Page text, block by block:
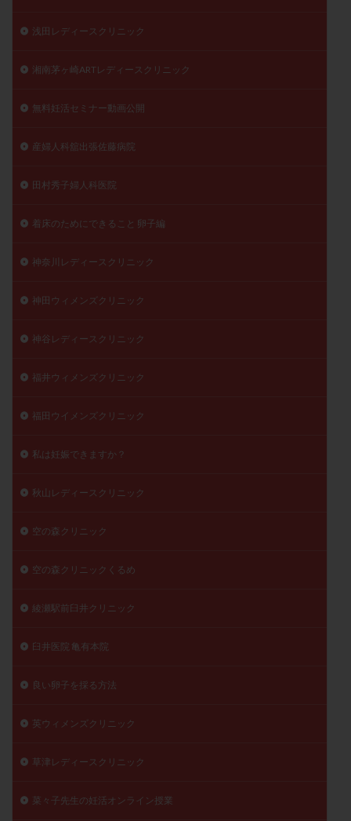
浅田レディースクリニック
湘南茅ヶ崎ARTレディースクリニック
無料妊活セミナー動画公開
産婦人科舘出張佐藤病院
田村秀子婦人科医院
着床のためにできること 卵子編
神奈川レディースクリニック
神田ウィメンズクリニック
神谷レディースクリニック
福井ウィメンズクリニック
福田ウイメンズクリニック
私は妊娠できますか？
秋山レディースクリニック
空の森クリニック
空の森クリニックくるめ
綾瀬駅前臼井クリニック
臼井医院 亀有本院
良い卵子を採る方法
英ウィメンズクリニック
草津レディースクリニック
菜々子先生の妊活オンライン授業